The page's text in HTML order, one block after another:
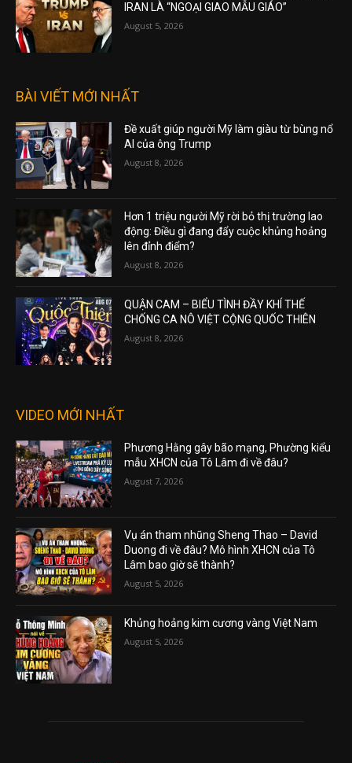
IRAN LÀ “NGOẠI GIAO MẪU GIÁO”
August 5, 2026
BÀI VIẾT MỚI NHẤT
Đề xuất giúp người Mỹ làm giàu từ bùng nổ
AI của ông Trump
August 8, 2026
Hơn 1 triệu người Mỹ rời bỏ thị trường lao
động: Điều gì đang đẩy cuộc khủng hoảng
lên đỉnh điểm?
August 8, 2026
QUẬN CAM – BIỂU TÌNH ĐẦY KHÍ THẾ
CHỐNG CA NÔ VIỆT CỘNG QUỐC THIÊN
August 8, 2026
VIDEO MỚI NHẤT
Phương Hằng gây bão mạng, Phường kiểu
mẫu XHCN của Tô Lâm đi về đâu?
August 7, 2026
Vụ án tham nhũng Sheng Thao – David
Duong đi về đâu? Mô hình XHCN của Tô
Lâm bao giờ sẽ thành?
August 5, 2026
Khủng hoảng kim cương vàng Việt Nam
August 5, 2026